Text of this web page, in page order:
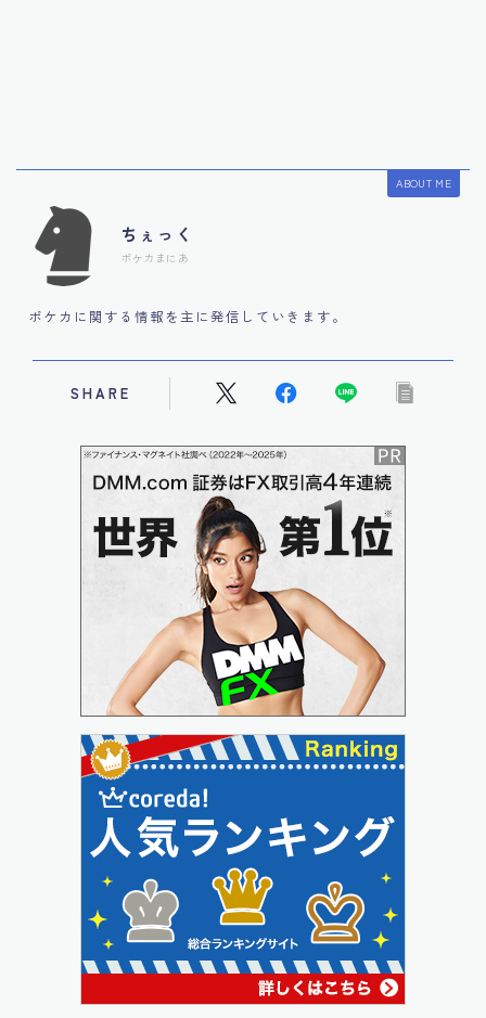
ABOUT ME
ちぇっく
ポケカまにあ
ポケカに関する情報を主に発信していきます。
SHARE